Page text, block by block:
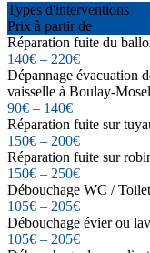
Types d'interventions
Prix à partir de
Réparation fuite du
140€ – 220€
Dépannage évacuation
vaisselle à Boulay-
90€ – 140€
Réparation fuite sur
150€ – 200€
Réparation fuite sur
150€ – 250€
Débouchage WC /
105€ – 205€
Débouchage évier ou
105€ – 205€